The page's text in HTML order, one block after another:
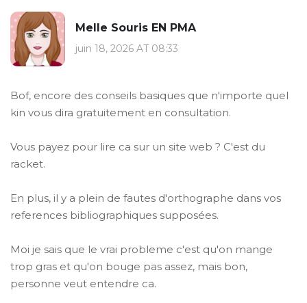
Melle Souris EN PMA
juin 18, 2026 AT 08:33
Bof, encore des conseils basiques que n'importe quel
kin vous dira gratuitement en consultation.
Vous payez pour lire ca sur un site web ? C'est du
racket.
En plus, il y a plein de fautes d'orthographe dans vos
references bibliographiques supposées.
Moi je sais que le vrai probleme c'est qu'on mange
trop gras et qu'on bouge pas assez, mais bon,
personne veut entendre ca.